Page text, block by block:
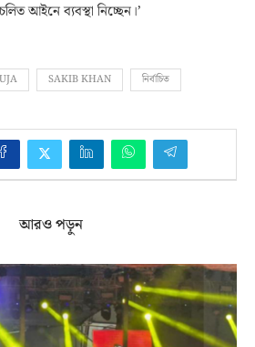
আইনে ব্যবস্থা নিচ্ছেন।’
SAKIB KHAN নির্বাচিত
আরও পড়ুন